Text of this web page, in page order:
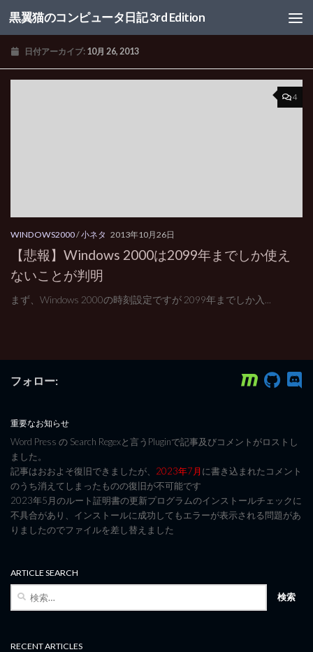
コンテンツへスキップ
黒翼猫のコンピュータ日記 3rd Edition
日付アーカイブ: 10月 26, 2013
4
WINDOWS2000/小ネタ 2013年10月26日
【悲報】Windows 2000は2099年までしか使え
ないことが判明
まず、Windows 2000の時刻設定ですが 2099年までしか入...
フォロー:
重要なお知らせ
Word Press の Search Regexと言うPluginで記事及びコメントがロストし
ました。
記事はおおよそ復旧できましたが、 2023年7月に書き込まれたコメント
のうち消えてしまったものの復旧が不可能です
2023年5月のルート証明書の更新プログラムのインストールチェックに
不具合があり、インストールに成功してもエラーが表示される問題があ
りましたのでファイルを差し替えました
ARTICLE SEARCH
RECENT ARTICLES